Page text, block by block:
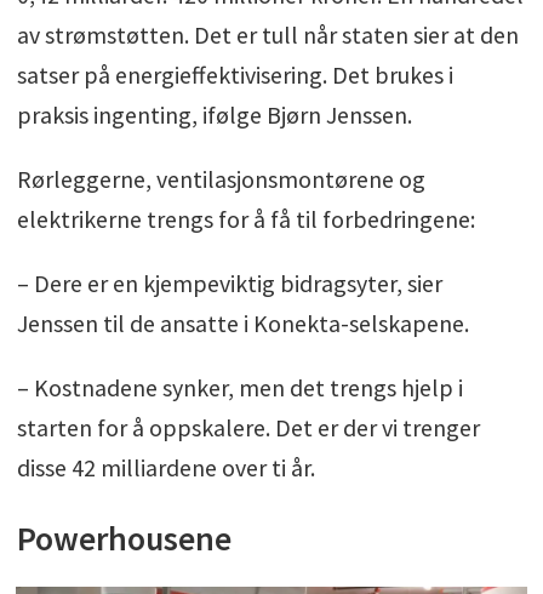
av strømstøtten. Det er tull når staten sier at den
satser på energieffektivisering. Det brukes i
praksis ingenting, ifølge Bjørn Jenssen.
Rørleggerne, ventilasjonsmontørene og
elektrikerne trengs for å få til forbedringene:
– Dere er en kjempeviktig bidragsyter, sier
Jenssen til de ansatte i Konekta-selskapene.
– Kostnadene synker, men det trengs hjelp i
starten for å oppskalere. Det er der vi trenger
disse 42 milliardene over ti år.
Powerhousene